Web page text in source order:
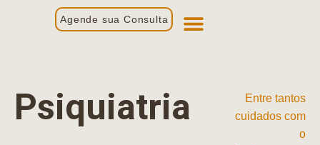
Agende sua Consulta
Psiquiatria
Entre tantos
cuidados com
o